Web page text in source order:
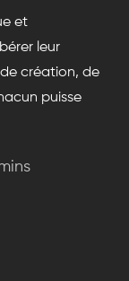
et
leur
création, de
puisse